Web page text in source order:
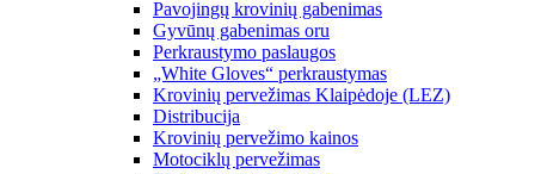
Pavojingų krovinių gabenimas
Gyvūnų gabenimas oru
Perkraustymo paslaugos
„White Gloves“ perkraustymas
Krovinių pervežimas Klaipėdoje (LEZ)
Distribucija
Krovinių pervežimo kainos
Motociklų pervežimas